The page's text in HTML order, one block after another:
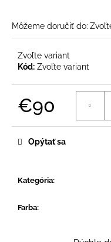
Môžeme doručiť do:
Zvoľte variant
Kód: Zvoľte variant
€90
Kategória:
Farba:
Opýtať sa